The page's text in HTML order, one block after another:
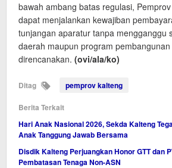
bawah ambang batas regulasi,
dapat menjalankan kewajiban
tunjangan aparatur tanpa mengganggu
daerah maupun program
direncanakan. (ovi/ala/ko)
Ditag pemprov kalteng
Berita Terkait
Hari Anak Nasional 2026, Sekda Kalteng
Anak Tanggung Jawab Bersama
Disdik Kalteng Perjuangkan Honor GTT dan
Pembatasan Tenaga Non-ASN